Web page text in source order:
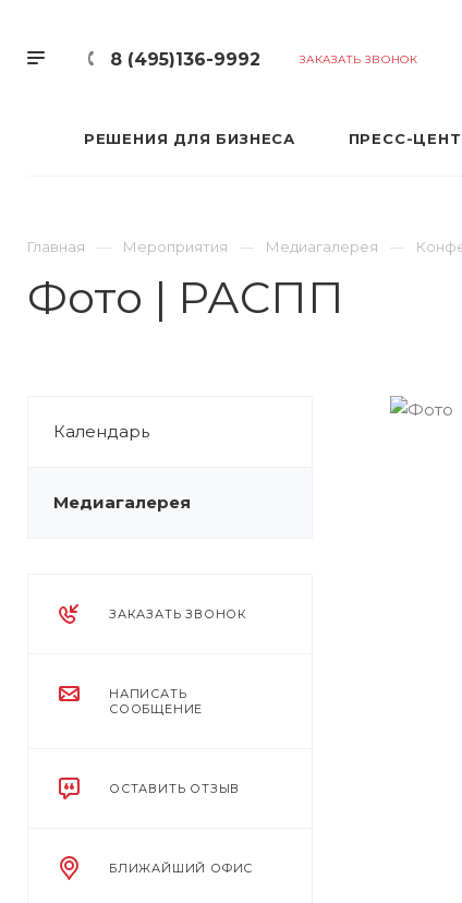
8 (495)136-9992 ЗАКАЗАТЬ ЗВОНОК
РЕШЕНИЯ ДЛЯ БИЗНЕСА ПРЕСС-
Главная Мероприятия Медиагалерея
Фото | РАСПП
Календарь
Медиагалерея
ЗАКАЗАТЬ ЗВОНОК
НАПИСАТЬ
СООБЩЕНИЕ
ОСТАВИТЬ ОТЗЫВ
БЛИЖАЙШИЙ ОФИС